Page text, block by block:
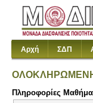
Αρχή ΣΔΠ
ΟΛΟΚΛΗΡΩΜΕΝΗ
Πληροφορίες